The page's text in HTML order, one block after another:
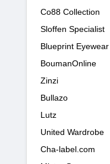
Co88 Collection
Sloffen Specialist
Blueprint Eyewear
BoumanOnline
Zinzi
Bullazo
Lutz
United Wardrobe
Cha-label.com